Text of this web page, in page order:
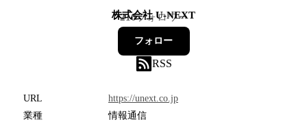
株式会社 U-NEXT
210フォロワー
フォロー
RSS
URL
https://unext.co.jp
業種
情報通信